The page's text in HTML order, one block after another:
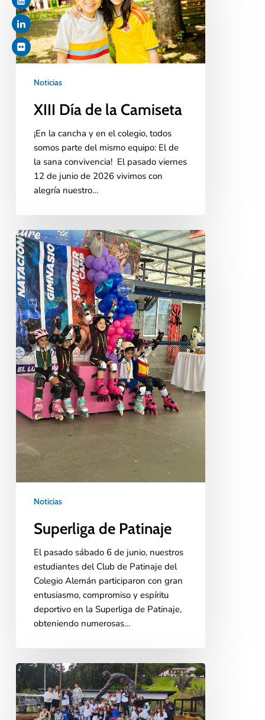
Noticias
XIII Día de la Camiseta
¡En la cancha y en el colegio, todos
somos parte del mismo equipo: El de
la sana convivencia! El pasado viernes
12 de junio de 2026 vivimos con
alegría nuestro…
Noticias
Superliga de Patinaje
El pasado sábado 6 de junio, nuestros
estudiantes del Club de Patinaje del
Colegio Alemán participaron con gran
entusiasmo, compromiso y espíritu
deportivo en la Superliga de Patinaje,
obteniendo numerosas…